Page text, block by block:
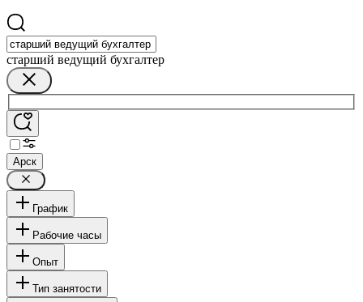
старший ведущий бухгалтер
Арск
График
Рабочие часы
Опыт
Тип занятости